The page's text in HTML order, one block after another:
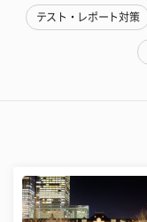
テスト・レポート対策